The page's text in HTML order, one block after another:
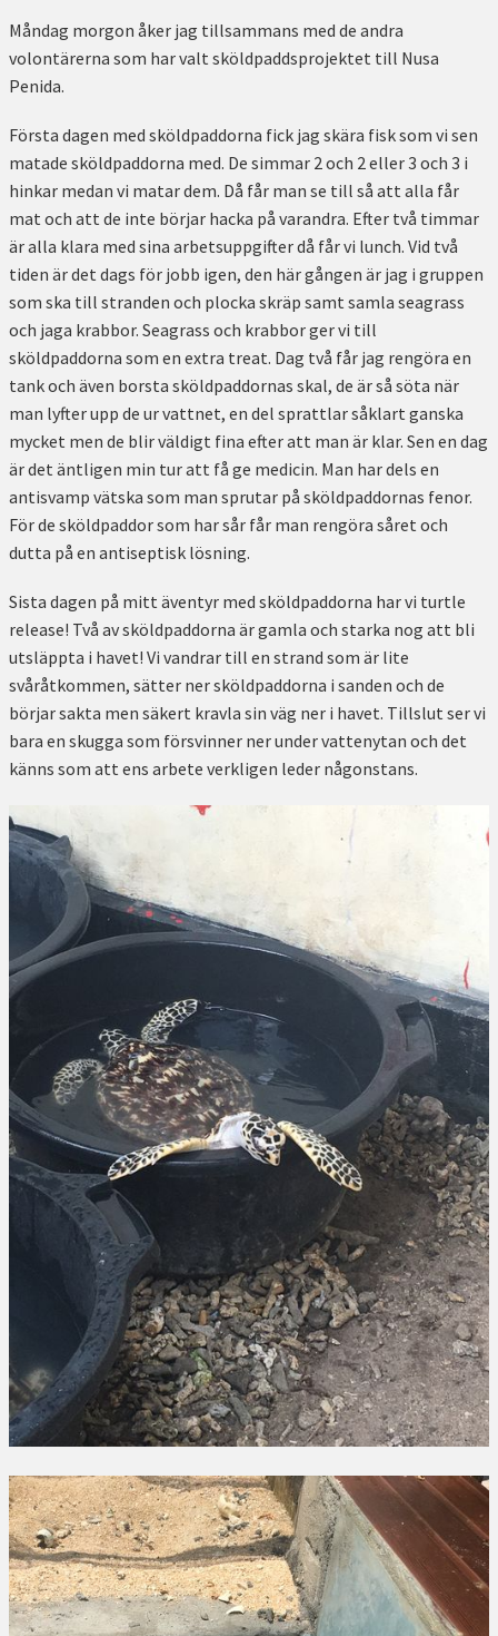
Måndag morgon åker jag tillsammans med de andra
volontärerna som har valt sköldpaddsprojektet till Nusa
Penida.
Första dagen med sköldpaddorna fick jag skära fisk som vi sen
matade sköldpaddorna med. De simmar 2 och 2 eller 3 och 3 i
hinkar medan vi matar dem. Då får man se till så att alla får
mat och att de inte börjar hacka på varandra. Efter två timmar
är alla klara med sina arbetsuppgifter då får vi lunch. Vid två
tiden är det dags för jobb igen, den här gången är jag i gruppen
som ska till stranden och plocka skräp samt samla seagrass
och jaga krabbor. Seagrass och krabbor ger vi till
sköldpaddorna som en extra treat. Dag två får jag rengöra en
tank och även borsta sköldpaddornas skal, de är så söta när
man lyfter upp de ur vattnet, en del sprattlar såklart ganska
mycket men de blir väldigt fina efter att man är klar. Sen en dag
är det äntligen min tur att få ge medicin. Man har dels en
antisvamp vätska som man sprutar på sköldpaddornas fenor.
För de sköldpaddor som har sår får man rengöra såret och
dutta på en antiseptisk lösning.
Sista dagen på mitt äventyr med sköldpaddorna har vi turtle
release! Två av sköldpaddorna är gamla och starka nog att bli
utsläppta i havet! Vi vandrar till en strand som är lite
svåråtkommen, sätter ner sköldpaddorna i sanden och de
börjar sakta men säkert kravla sin väg ner i havet. Tillslut ser vi
bara en skugga som försvinner ner under vattenytan och det
känns som att ens arbete verkligen leder någonstans.